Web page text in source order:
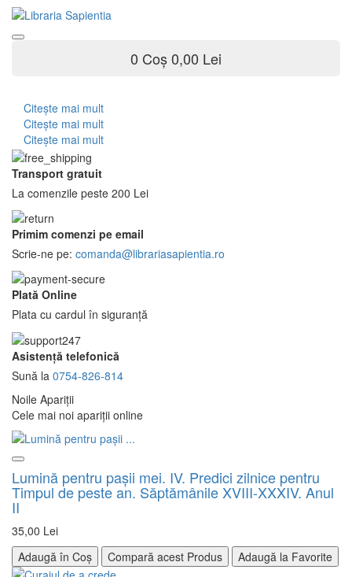
0 Coș0,00 Lei
Citeşte mai mult
Citeşte mai mult
Citeşte mai mult
Transport gratuit
La comenzile peste 200 Lei
Primim comenzi pe email
Scrie-ne pe: comanda@librariasapientia.ro
Plată Online
Plata cu cardul în siguranță
Asistență telefonică
Sună la 0754-826-814
Noile Apariții
Cele mai noi apariții online
Lumină pentru paşii mei. IV. Predici zilnice pentru
Timpul de peste an. Săptămânile XVIII-XXXIV. Anul
II
35,00 Lei
Adaugă în Coș
Compară acest Produs Adaugă la Favorite